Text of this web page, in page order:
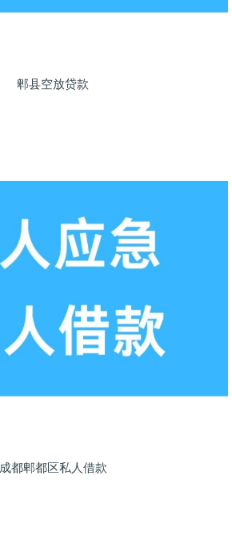
郫县空放贷款
成都郫都区私人借款